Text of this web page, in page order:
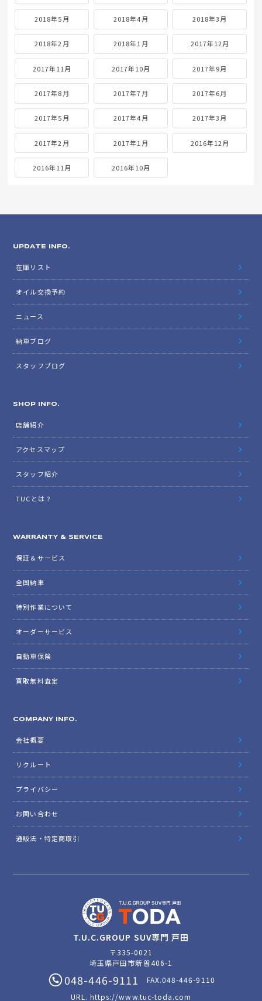
2018年5月 2018年4月 2018年3月
2018年2月 2018年1月 2017年12月
2017年11月 2017年10月 2017年9月
2017年8月 2017年7月 2017年6月
2017年5月 2017年4月 2017年3月
2017年2月 2017年1月 2016年12月
2016年11月 2016年10月
UPDATE INFO.
在庫リスト
オイル交換予約
ニュース
納車ブログ
スタッフブログ
SHOP INFO.
店舗紹介
アクセスマップ
スタッフ紹介
TUCとは？
WARRANTY & SERVICE
保証＆サービス
全国納車
特別作業について
オーダーサービス
自動車保険
買取無料査定
COMPANY INFO.
会社概要
リクルート
プライバシー
お問い合わせ
通販法・特定商取引
T.U.C.GROUP SUV専門 戸田
〒335-0021
埼玉県戸田市新曽406-1
048-446-9111
FAX.048-446-9110
URL.https://www.tuc-toda.com